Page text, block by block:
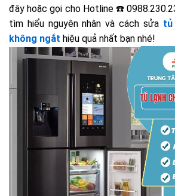
đây hoặc gọi cho Hotline ☎️
tìm hiểu nguyên nhân và cách sửatủ
không ngắt hiệu quả nhất bạn nhé!